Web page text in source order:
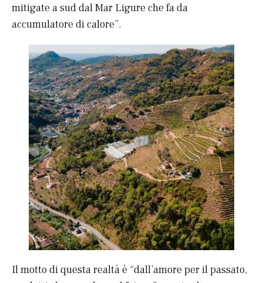
mitigate a sud dal Mar Ligure che fa da
accumulatore di calore”.
Il motto di questa realtà è “dall’amore per il passato,